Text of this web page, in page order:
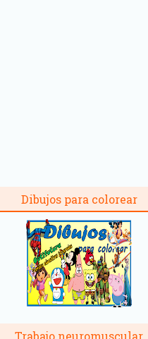
Dibujos para colorear
Trabajo neuromuscular